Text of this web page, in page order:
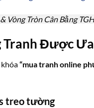
Vòng Tròn Cân Bằng
Tranh Được
“mua tranh online
treo tường